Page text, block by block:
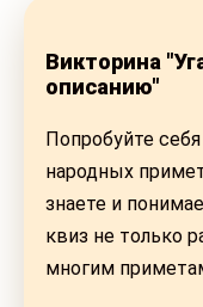
Викторина
описанию"
Попробуйте
народных
знаете и
квиз не только
многим